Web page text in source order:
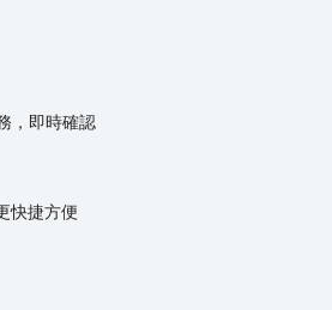
，即時確認
快捷方便